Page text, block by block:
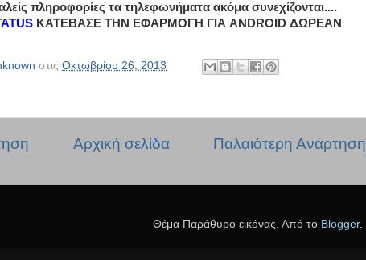
πληροφορίες τα τηλεφωνήματα ακόμα συνεχίζονται....
ΚΑΤΕΒΑΣΕ ΤΗΝ ΕΦΑΡΜΟΓΗ ΓΙΑ ANDROID ΔΩΡΕΑΝ
στις Οκτωβρίου 26, 2013
Παλαιότερη Ανάρτηση
Αρχική σελίδα
Θέμα Παράθυρο εικόνας. Από το Blogger.